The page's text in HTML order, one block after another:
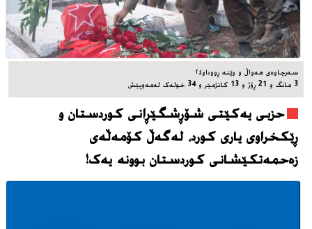
سه‌رچاوه‌ی هه‌واڵ و وێنه‌ ڕووداو٢٤
3 مانگ و 21 ڕۆژ و 13 کاتژمێر و 34 خوله‌ک له‌مه‌وپێش‌
حزبی یەکێتی شۆڕشگێڕانی کوردستان و
ڕێکخراوی یاری کورد، له‌گه‌ڵ کۆمەڵەی
زەحمەتکێشانی کوردستان بوونه‌ یه‌ک!